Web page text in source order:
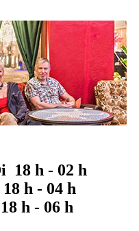
18 h - 02 h
h - 04 h
h - 06 h